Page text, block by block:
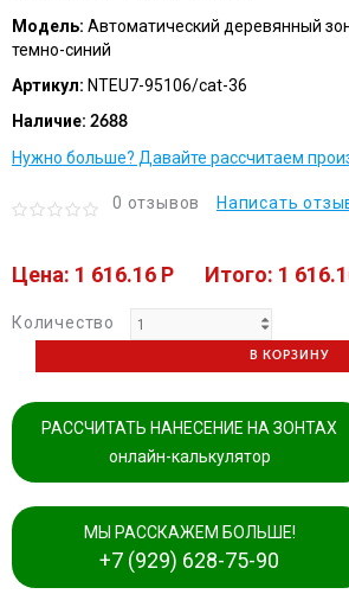
Модель: Автоматический деревянный
темно-синий
Артикул: NTEU7-95106/cat-36
Наличие: 2688
Нужно больше? Давайте рассчитаем
0 отзывов Написать
Цена: 1 616.16 P Итого: 1
Количество
В КОРЗИНУ
РАССЧИТАТЬ НАНЕСЕНИЕ НА ЗОНТАХ
онлайн-калькулятор
МЫ РАССКАЖЕМ БОЛЬШЕ!
+7 (929) 628-75-90